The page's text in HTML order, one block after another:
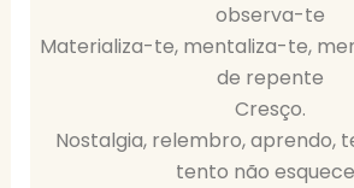
observa-te
Materializa-te, mentaliza-te,
de repente
Cresço.
Nostalgia, relembro, aprendo,
tento não